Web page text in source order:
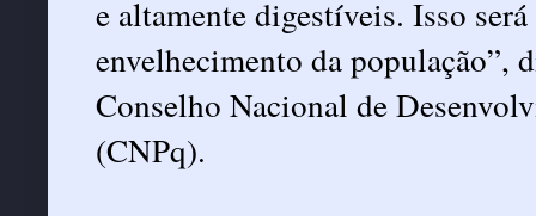
e altamente digestíveis. Isso
envelhecimento da população”,
Conselho Nacional de
(CNPq).